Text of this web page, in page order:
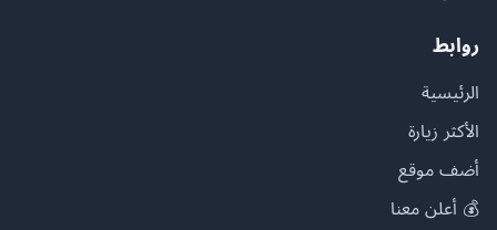
روابط
الرئيسية
الأكثر زيارة
أضف موقع
💰 أعلن معنا